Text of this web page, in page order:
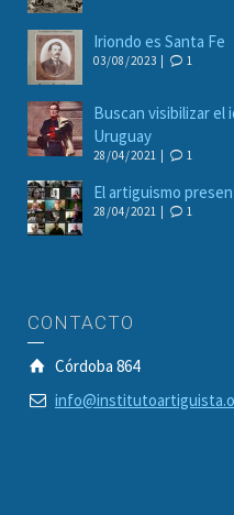
Iriondo es Santa Fe
03/08/2023 | 1
Buscan visibilizar el
Uruguay
28/04/2021 | 1
El artiguismo
28/04/2021 | 1
CONTACTO
Córdoba 864